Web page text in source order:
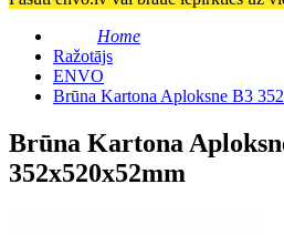
Home
Ražotājs
ENVO
Brūna Kartona Aploksne B3
Brūna Kartona
352x520x52mm